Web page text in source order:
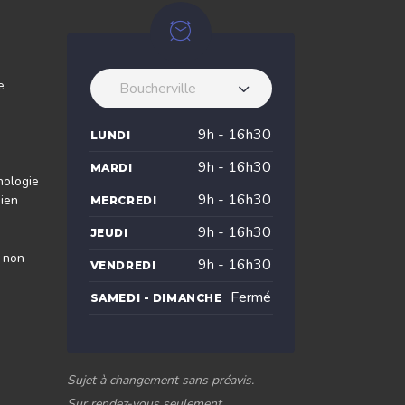
Boucherville
LUNDI 9h - 16h30
MARDI 9h - 16h30
MERCREDI 9h - 16h30
JEUDI 9h - 16h30
VENDREDI 9h - 16h30
SAMEDI - DIMANCHE Fermé
Sujet à changement sans préavis.